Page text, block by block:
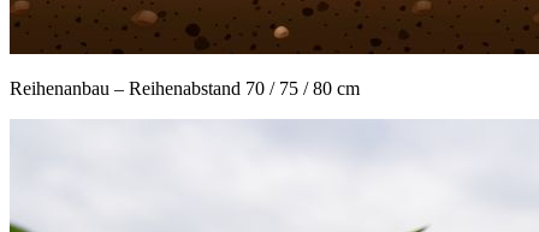
Reihenanbau – Reihenabstand 70 / 75 / 80 cm